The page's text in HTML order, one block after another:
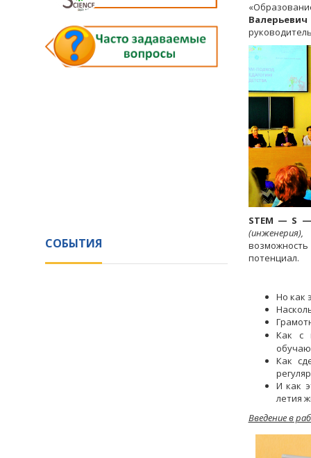
СОБЫТИЯ
STEM — S
(инженерия),
потенциал.
Но как
Как с
Как
И как
летия
Введение в